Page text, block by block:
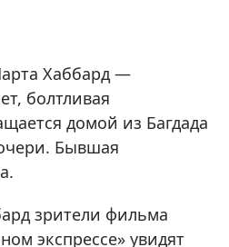
Хаббард —
болтливая
домой из Багдада
Бывшая
зрители фильма
экспрессе» увидят